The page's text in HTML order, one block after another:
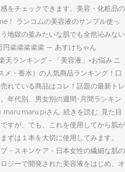
をチェックできます。美容・化粧品の
！ ランコムの美容液のサンプル使っ
地獄の釜みたいな肌でも全然沁みない
円梁梁梁梁梁 — あすけちゃん
天ランキング－「美容液」×お悩み:ニ
メ・香水）の人気商品ランキング！口
れている商品はコレ！話題の最新トレ
年代別、男女別の週間･月間ランキン
maru.maru.piさん. 続きを読む, 見た目
すが、でも、これを使用してから肌が
ずは１本を大切に使用してみます。
・スキンケア - 日本女性の繊細な肌の
ジーで開発された美容液をはじめ、オ